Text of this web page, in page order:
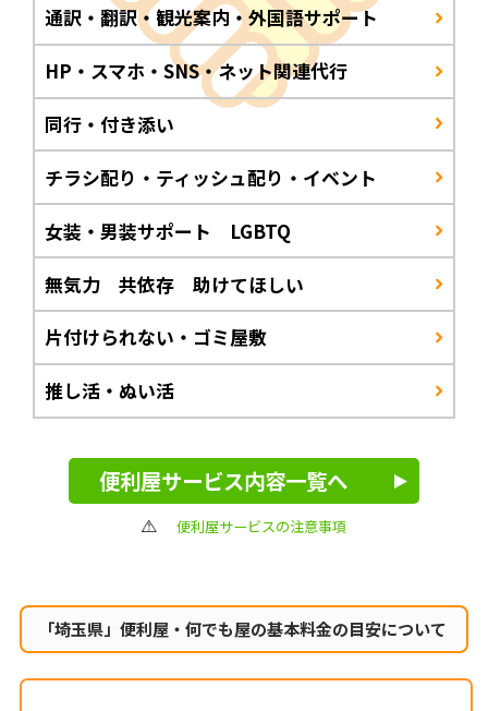
通訳・翻訳・観光案内・外国語サポート
HP・スマホ・SNS・ネット関連代行
同行・付き添い
チラシ配り・ティッシュ配り・イベント
女装・男装サポート LGBTQ
無気力 共依存 助けてほしい
片付けられない・ゴミ屋敷
推し活・ぬい活
便利屋サービス内容一覧へ
便利屋サービスの注意事項
「埼玉県」便利屋・何でも屋の基本料金の目安について